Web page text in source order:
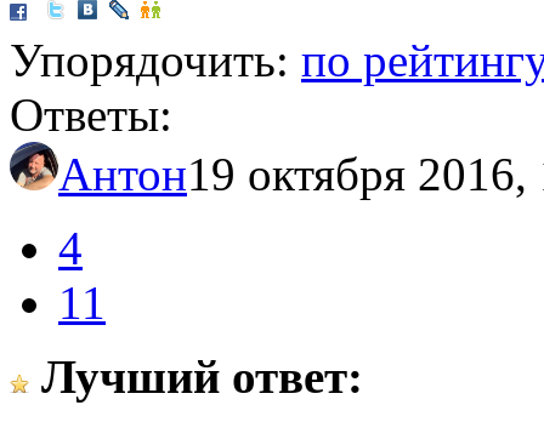
Упорядочить: по
Ответы:
Антон19 октября
4
11
Лучший ответ: